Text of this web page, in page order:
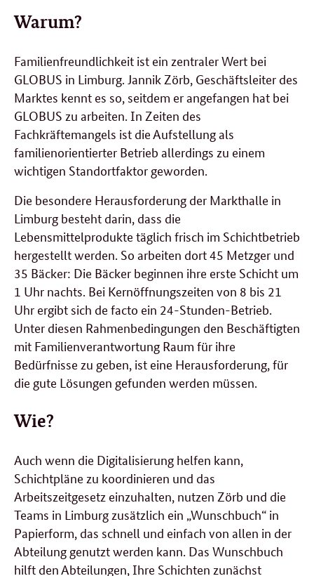
Warum?
Familienfreundlichkeit ist ein zentraler Wert bei
GLOBUS in Limburg. Jannik Zörb, Geschäftsleiter des
Marktes kennt es so, seitdem er angefangen hat bei
GLOBUS zu arbeiten. In Zeiten des
Fachkräftemangels ist die Aufstellung als
familienorientierter Betrieb allerdings zu einem
wichtigen Standortfaktor geworden.
Die besondere Herausforderung der Markthalle in
Limburg besteht darin, dass die
Lebensmittelprodukte täglich frisch im Schichtbetrieb
hergestellt werden. So arbeiten dort 45 Metzger und
35 Bäcker: Die Bäcker beginnen ihre erste Schicht um
1 Uhr nachts. Bei Kernöffnungszeiten von 8 bis 21
Uhr ergibt sich de facto ein 24-Stunden-Betrieb.
Unter diesen Rahmenbedingungen den Beschäftigten
mit Familienverantwortung Raum für ihre
Bedürfnisse zu geben, ist eine Herausforderung, für
die gute Lösungen gefunden werden müssen.
Wie?
Auch wenn die Digitalisierung helfen kann,
Schichtpläne zu koordinieren und das
Arbeitszeitgesetz einzuhalten, nutzen Zörb und die
Teams in Limburg zusätzlich ein „Wunschbuch“ in
Papierform, das schnell und einfach von allen in der
Abteilung genutzt werden kann. Das Wunschbuch
hilft den Abteilungen, Ihre Schichten zunächst